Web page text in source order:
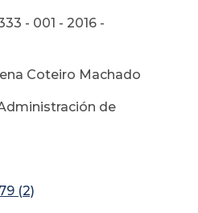
- 001 - 2016 -
Coteiro Machado
de
(2)